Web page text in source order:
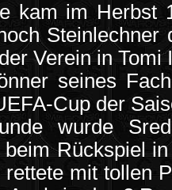
kam im Herbst
Steinlechner
Verein in
seines
Cup der
wurde
beim Rückspiel
mit tollen